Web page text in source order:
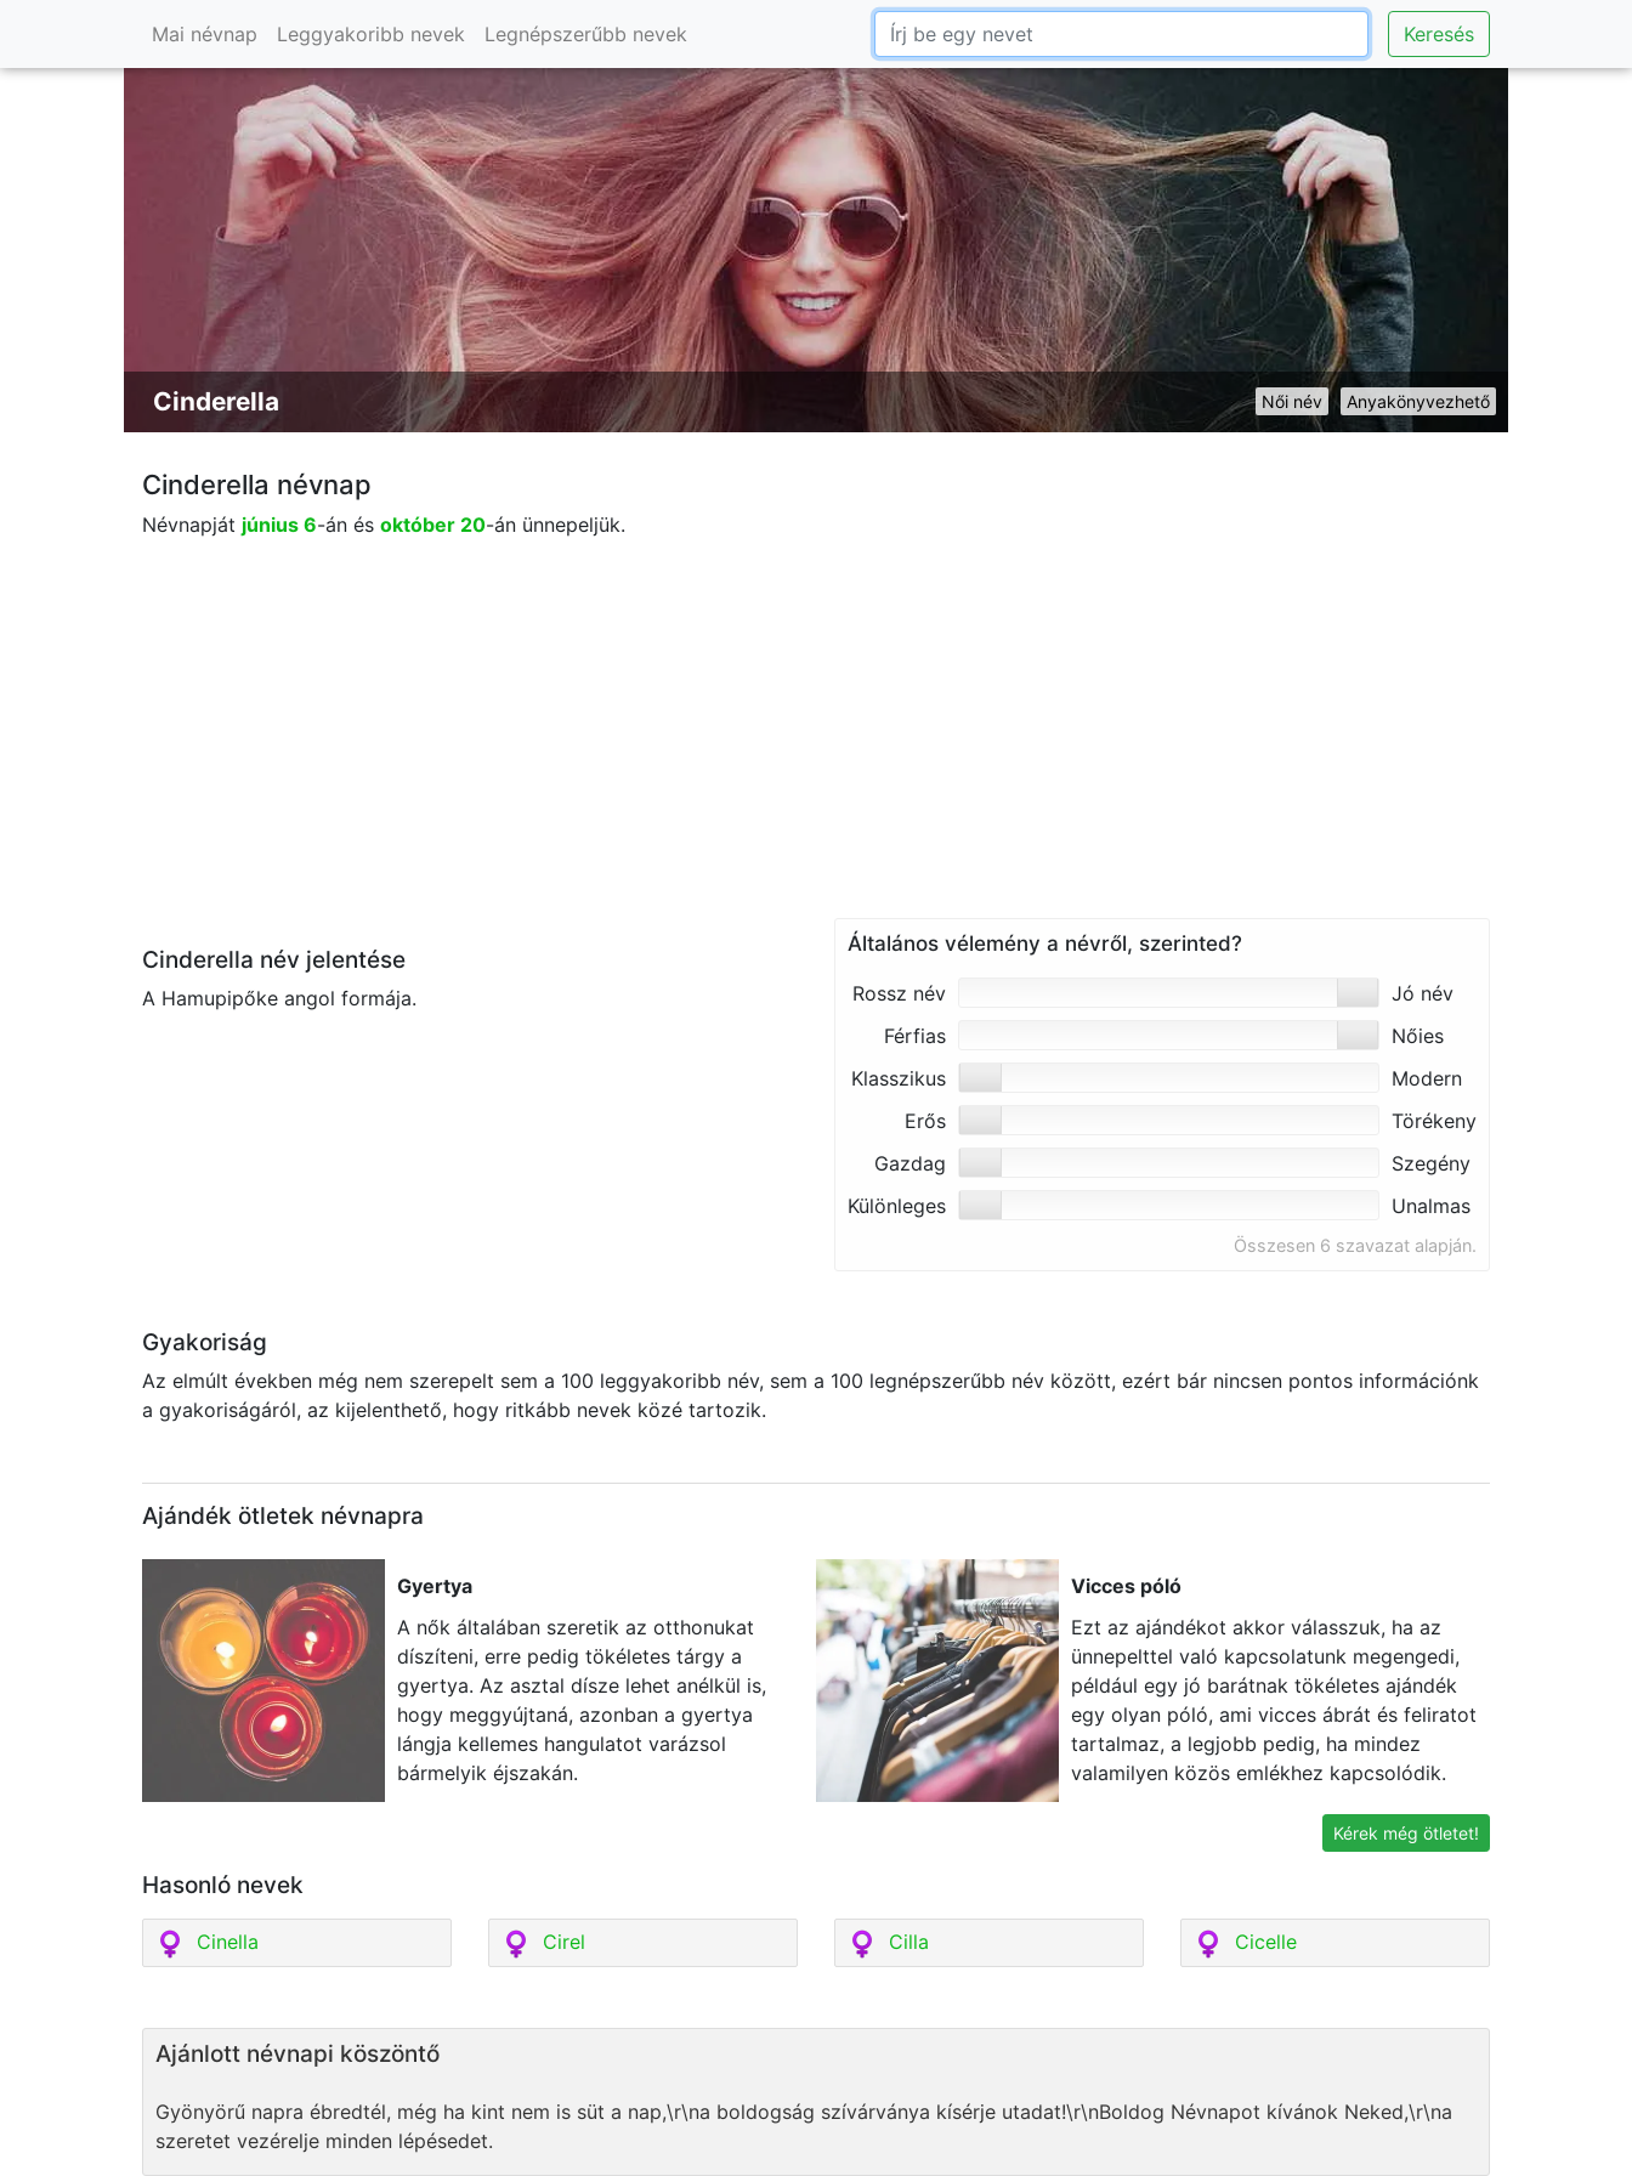
Mai névnap Leggyakoribb nevek Legnépszerűbb nevek Keresés
Anyakönyvezhető
Női név
Cinderella
Cinderella névnap
Névnapját június 6-án és október 20-án ünnepeljük.
Cinderella név jelentése
A Hamupipőke angol formája.
Általános vélemény a névről, szerinted?
Rossz név
Jó név
Férfias
Nőies
Klasszikus
Modern
Erős
Törékeny
Gazdag
Szegény
Különleges
Unalmas
Összesen 6 szavazat alapján.
Gyakoriság
Az elmúlt években még nem szerepelt sem a 100 leggyakoribb név, sem a 100 legnépszerűbb név között, ezért bár nincsen pontos információnk
a gyakoriságáról, az kijelenthető, hogy ritkább nevek közé tartozik.
Ajándék ötletek névnapra
Gyertya
A nők általában szeretik az otthonukat
díszíteni, erre pedig tökéletes tárgy a
gyertya. Az asztal dísze lehet anélkül is,
hogy meggyújtaná, azonban a gyertya
lángja kellemes hangulatot varázsol
bármelyik éjszakán.
Vicces póló
Ezt az ajándékot akkor válasszuk, ha az
ünnepelttel való kapcsolatunk megengedi,
például egy jó barátnak tökéletes ajándék
egy olyan póló, ami vicces ábrát és feliratot
tartalmaz, a legjobb pedig, ha mindez
valamilyen közös emlékhez kapcsolódik.
Kérek még ötletet!
Hasonló nevek
Cinella Cirel Cilla Cicelle
Ajánlott névnapi köszöntő
Gyönyörű napra ébredtél, még ha kint nem is süt a nap,\r\na boldogság szívárványa kísérje utadat!\r\nBoldog Névnapot kívánok Neked,\r\na
szeretet vezérelje minden lépésedet.